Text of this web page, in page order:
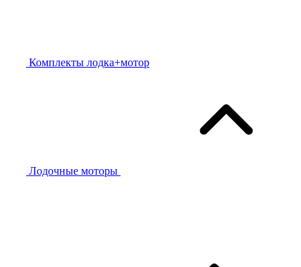
Комплекты лодка+мотор
Лодочные моторы